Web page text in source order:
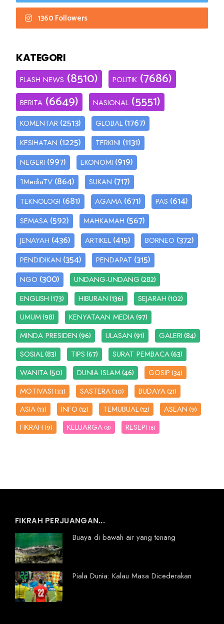
1360 Followers
KATEGORI
FLASH NEWS (8510) POLITIK (7686)
BERITA (6649) NASIONAL (5551)
KOMENTAR (2513) GLOBAL (1767)
KESIHATAN (1225) TERKINI (1131)
NEGERI (997) EKONOMI (919)
1MediaTV (864) SUKAN (717)
TEKNOLOGI (681) AGAMA (671) PAS (614)
SEMASA (592) MAHKAMAH (567)
JENAYAH (436) ARTIKEL (415) BORNEO (372)
PENDIDIKAN (354) PENDAPAT (315)
NGO (300) UNDANG-UNDANG(282)
ENGLISH(173) HIBURAN(136) SEJARAH(102)
UMUM(98) KENYATAAN MEDIA(97)
MINDA PRESIDEN(96) ULASAN(91) GALERI(84)
SOSIAL(83) TIPS(67) SURAT PEMBACA(63)
WANITA(50) DUNIA ISLAM(46) GOSIP(34)
MOTIVASI(33) SASTERA(30) BUDAYA(21)
ASIA(13) INFO(12) TEMUBUAL(12) ASEAN(9)
FIKRAH(9) KELUARGA (8) RESEPI (6)
FIKRAH PERJUANGAN...
Buaya di bawah air yang tenang
Piala Dunia: Kalau Masa Dicederakan